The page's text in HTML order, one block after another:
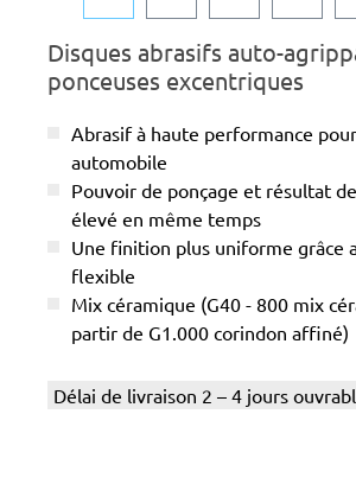
Disques abrasifs auto-
ponceuses excentriques
Abrasif à haute performance
automobile
Pouvoir de ponçage et résultat
élevé en même temps
Une finition plus uniforme grâce
flexible
Mix céramique (G40 - 800 mix
partir de G1.000 corindon affiné)
Délai de livraison 2 – 4 jours